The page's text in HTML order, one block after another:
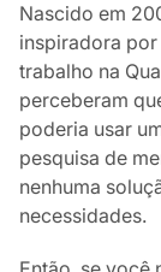
Nascido em
inspiradora por
trabalho na
perceberam
poderia usar
pesquisa de
nenhuma
necessidades.